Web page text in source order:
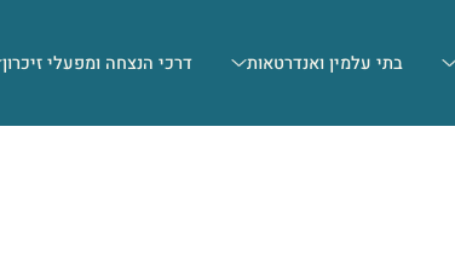
בתי עלמין ואנדרטאות דרכי הנצחה ומפעלי זיכרון